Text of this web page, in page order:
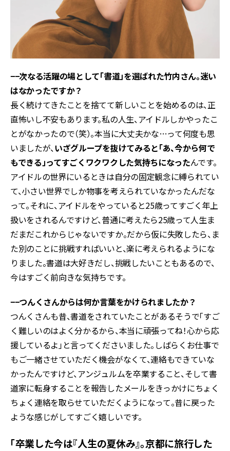
−−次なる活躍の場として「書道」を選ばれた竹内さん。迷い
はなかったですか？
長く続けてきたことを捨てて新しいことを始めるのは、正
直怖いし不安もあります。私の人生、アイドルしかやったこ
とがなかったので（笑）。本当に大丈夫かな…って何度も思
いましたが、いざグループを抜けてみると「あ、今から何で
もできる」ってすごくワクワクした気持ちになったんです。
アイドルの世界にいるときは自分の固定観念に縛られてい
て、小さい世界でしか物事を考えられていなかったんだな
って。それに、アイドルをやっていると25歳ってすごく年上
扱いをされるんですけど、普通に考えたら25歳って人生ま
だまだこれからじゃないですか。だから仮に失敗したら、ま
た別のことに挑戦すればいいと、楽に考えられるようにな
りました。書道は大好きだし、挑戦したいこともあるので、
今はすごく前向きな気持ちです。
−−つんくさんからは何か言葉をかけられましたか？
つんくさんも昔、書道をされていたことがあるそうで「すご
く難しいのはよく分かるから、本当に頑張ってね！心から応
援しているよ」と言ってくださいました。しばらくお仕事で
もご一緒させていただく機会がなくて、連絡もできていな
かったんですけど、アンジュルムを卒業すること、そして書
道家に転身することを報告したメールをきっかけにちょく
ちょく連絡を取らせていただくようになって。昔に戻った
ような感じがしてすごく嬉しいです。
「卒業した今は『人生の夏休み』。京都に旅行した